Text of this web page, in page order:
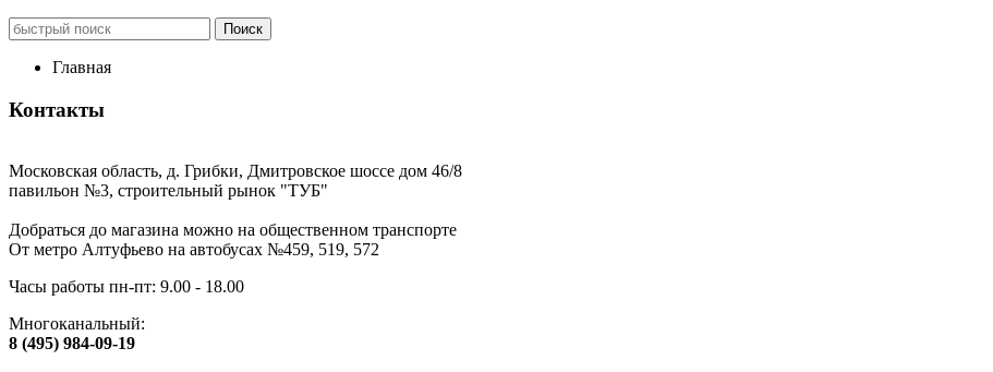
Главная
Контакты
Московская область, д. Грибки, Дмитровское шоссе дом 46/8
павильон №3, строительный рынок "ТУБ"
Добраться до магазина можно на общественном транспорте
От метро Алтуфьево на автобусах №459, 519, 572
Часы работы пн-пт: 9.00 - 18.00
Многоканальный:
8 (495) 984-09-19